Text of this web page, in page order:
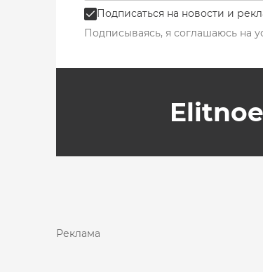
Подписаться на новости и
Подписываясь, я соглашаюсь на
Реклама